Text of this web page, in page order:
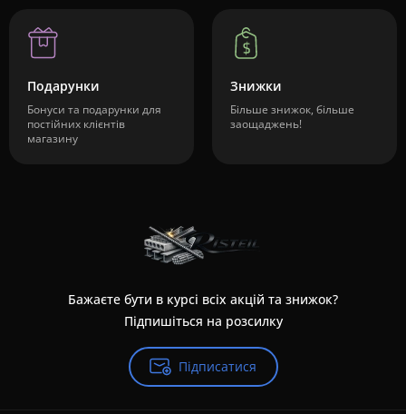
Подарунки
Бонуси та подарунки для
постійних клієнтів
магазину
Знижки
Більше знижок, більше
заощаджень!
Бажаєте бути в курсі всіх акцій та знижок?
Підпишіться на розсилку
Підписатися